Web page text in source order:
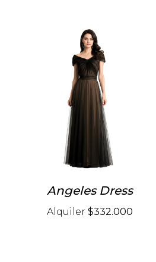
Angeles Dress
Alquiler $332.000